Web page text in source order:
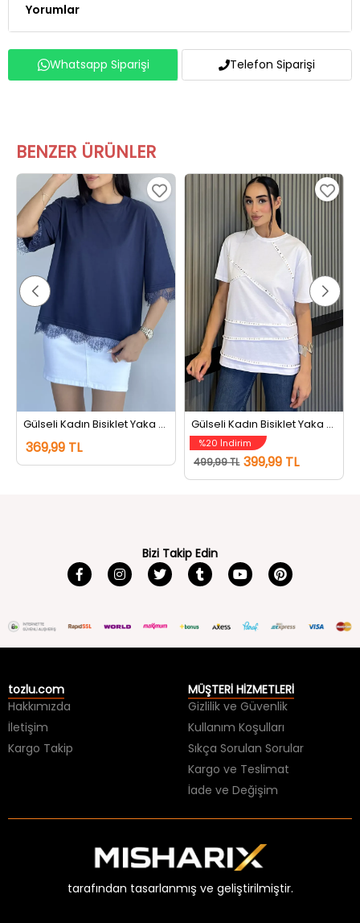
Yorumlar
Whatsapp Siparişi Telefon Siparişi
BENZER ÜRÜNLER
Gülseli Kadın Bisiklet Yaka Dantel Detaylı Tişört Lacivert
369,99 TL
Gülseli Kadın Bisiklet Yaka Tarz Tişört Beyaz
%20 İndirim
499,99 TL 399,99 TL
Bizi Takip Edin
tozlu.com
Hakkımızda
İletişim
Kargo Takip
MÜŞTERİ HİZMETLERİ
Gizlilik ve Güvenlik
Kullanım Koşulları
Sıkça Sorulan Sorular
Kargo ve Teslimat
İade ve Değişim
tarafından tasarlanmış ve geliştirilmiştir.